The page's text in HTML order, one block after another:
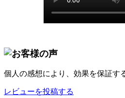
個人の感想により、効果を保証す
レビューを投稿する